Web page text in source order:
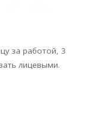
за работой, 3
лицевыми.